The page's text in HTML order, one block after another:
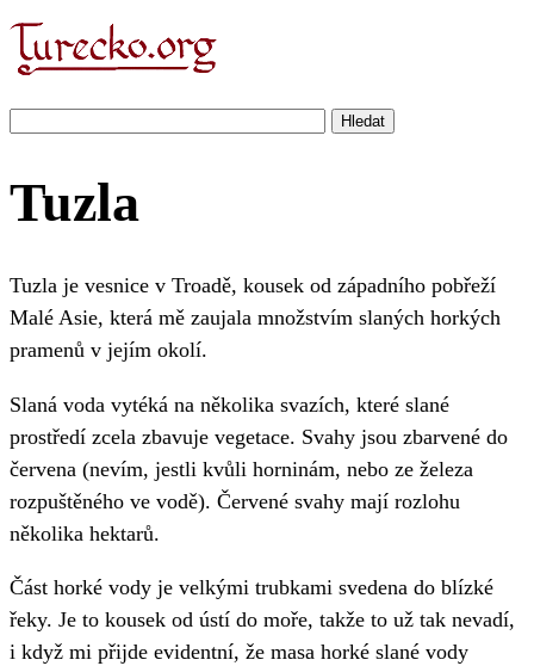
Tuzla
Tuzla je vesnice v Troadě, kousek od západního pobřeží
Malé Asie, která mě zaujala množstvím slaných horkých
pramenů v jejím okolí.
Slaná voda vytéká na několika svazích, které slané
prostředí zcela zbavuje vegetace. Svahy jsou zbarvené do
červena (nevím, jestli kvůli horninám, nebo ze železa
rozpuštěného ve vodě). Červené svahy mají rozlohu
několika hektarů.
Část horké vody je velkými trubkami svedena do blízké
řeky. Je to kousek od ústí do moře, takže to už tak nevadí,
i když mi přijde evidentní, že masa horké slané vody